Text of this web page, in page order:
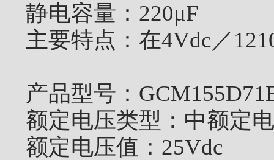
静电容量： 220μF
主要特点： 在4Vdc／
产品型号：
额定电压类型： 中额定
额定电压值： 25Vdc